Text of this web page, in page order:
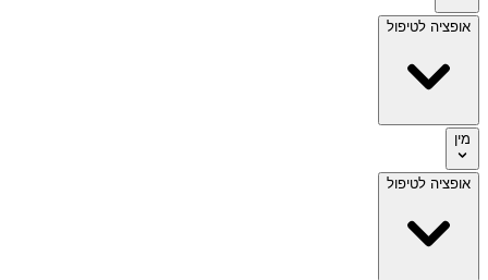
אופציה לטיפול
מין
אופציה לטיפול